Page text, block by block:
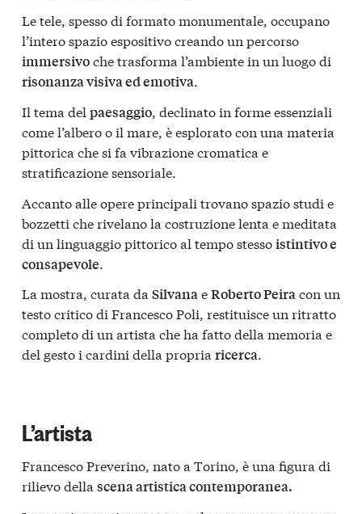
Le tele, spesso di formato monumentale, occupano
l’intero spazio espositivo creando un percorso
immersivoche trasforma l’ambiente in un luogo di
risonanza visiva ed emotiva.
Il tema del paesaggio, declinato in forme essenziali
come l’albero o il mare, è esplorato con una materia
pittorica che si fa vibrazione cromatica e
stratificazione sensoriale.
Accanto alle opere principali trovano spazio studi e
bozzetti che rivelano la costruzione lenta e meditata
di un linguaggio pittorico al tempo stessoistintivo e
consapevole.
La mostra, curata da SilvanaeRoberto Peiracon un
testo critico di Francesco Poli, restituisce un ritratto
completo di un artista che ha fatto della memoria e
del gesto i cardini della propria ricerca.
L’artista
Francesco Preverino, nato a Torino, è una figura di
rilievo della scena artistica contemporanea.